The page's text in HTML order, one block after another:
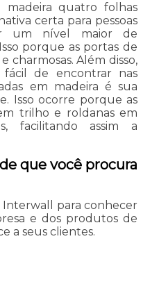
quatro folhas
certa para pessoas
um nível maior de
porque as portas de
charmosas. Além disso,
de encontrar nas
em madeira é sua
Isso ocorre porque as
trilho e roldanas em
facilitando assim a
que você procura
para conhecer
e dos produtos de
a seus clientes.